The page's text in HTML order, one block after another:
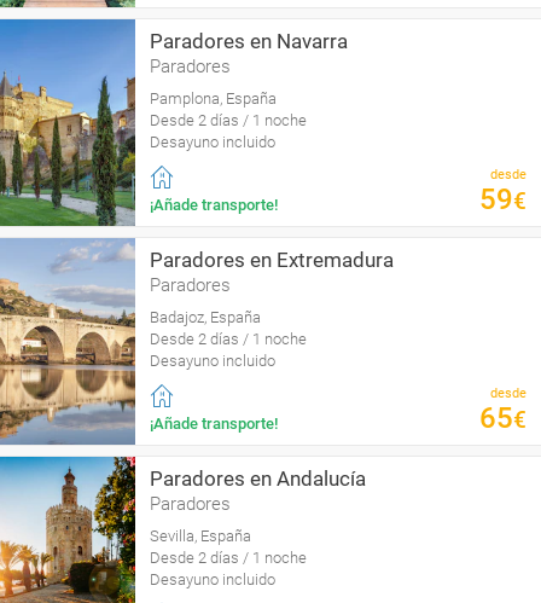
Paradores en Navarra
Paradores
Pamplona, España
Desde 2 días / 1 noche
Desayuno incluido
¡Añade transporte!
desde
59€
Paradores en Extremadura
Paradores
Badajoz, España
Desde 2 días / 1 noche
Desayuno incluido
¡Añade transporte!
desde
65€
Paradores en Andalucía
Paradores
Sevilla, España
Desde 2 días / 1 noche
Desayuno incluido